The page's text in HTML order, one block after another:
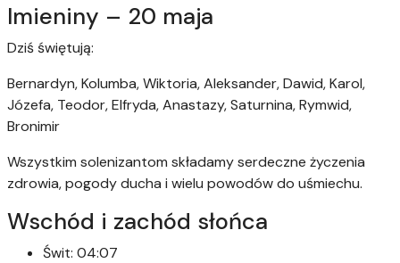
Imieniny – 20 maja
Dziś świętują:
Bernardyn, Kolumba, Wiktoria, Aleksander, Dawid, Karol,
Józefa, Teodor, Elfryda, Anastazy, Saturnina, Rymwid,
Bronimir
Wszystkim solenizantom składamy serdeczne życzenia
zdrowia, pogody ducha i wielu powodów do uśmiechu.
Wschód i zachód słońca
Świt: 04:07